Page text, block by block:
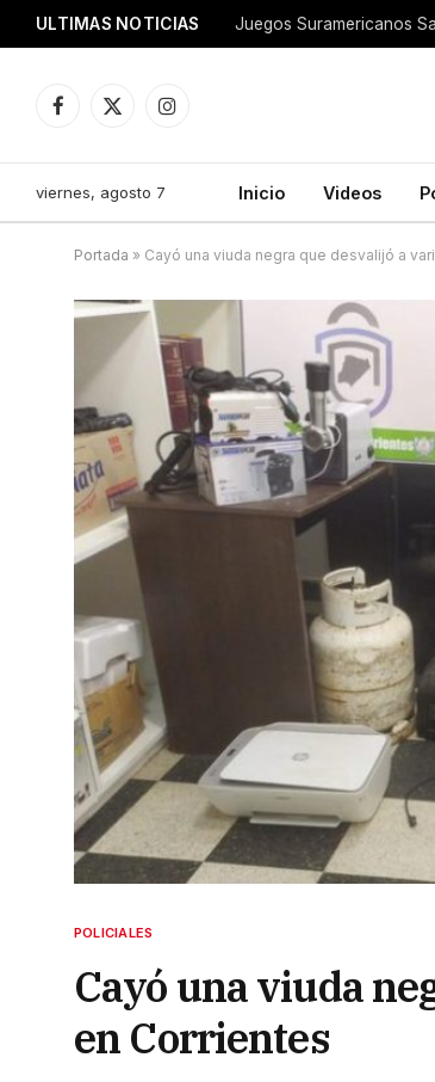
ULTIMAS NOTICIAS Juegos Suramericanos
Facebook
X
Instagram
viernes, agosto 7 Inicio Videos
Portada » Cayó una viuda negra que desvalijó a
POLICIALES
Cayó una viuda
en Corrientes